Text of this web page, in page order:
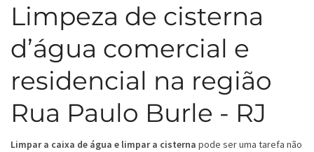
Limpeza de cisterna
d’água comercial e
residencial na região
Rua Paulo Burle - RJ
Limpar a caixa de água e limpar a cisterna pode ser uma tarefa não